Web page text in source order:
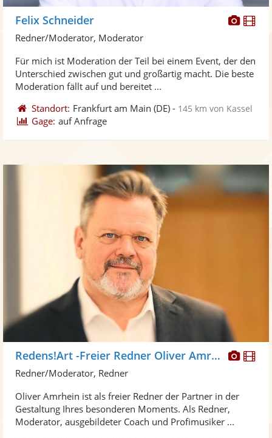
Fotos
Felix Schneider
Redner/Moderator, Moderator
Für mich ist Moderation der Teil bei einem Event, der den
Unterschied zwischen gut und großartig macht. Die beste
Moderation fällt auf und bereitet ...
Standort: Frankfurt am Main (DE) - 145 km von Kassel
Gage: auf Anfrage
Redens!Art -Freier Redner Oliver Amrhein
Redner/Moderator, Redner
Oliver Amrhein ist als freier Redner der Partner in der
Gestaltung Ihres besonderen Moments. Als Redner,
Moderator, ausgebildeter Coach und Profimusiker ...